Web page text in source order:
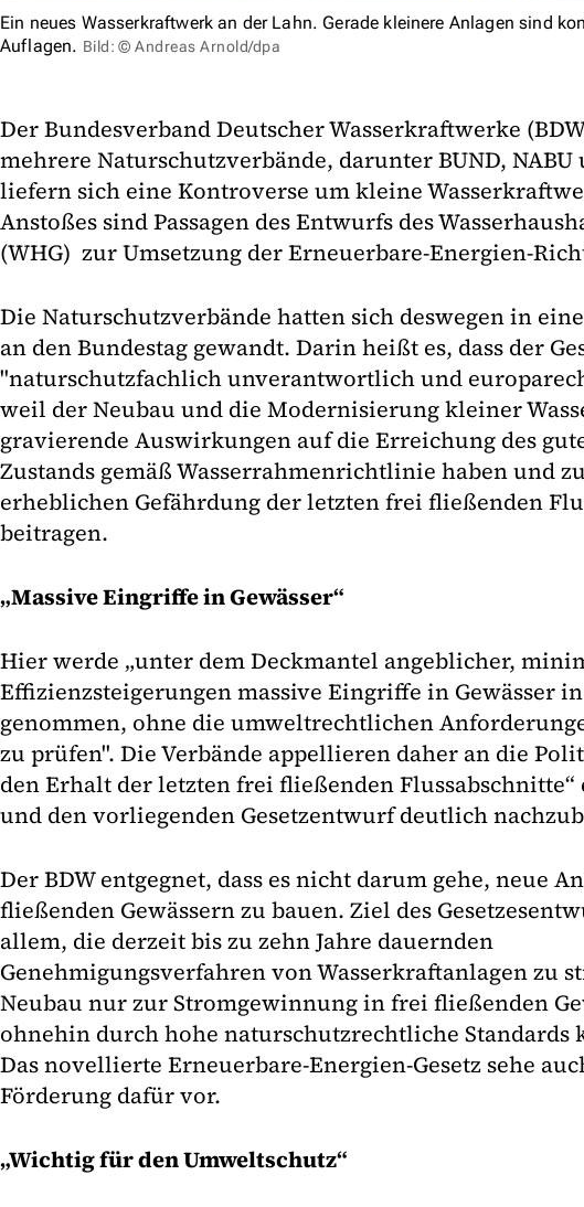
Ein neues Wasserkraftwerk an der Lahn. Gerade kleinere Anlagen sind
Auflagen. Bild: © Andreas Arnold/dpa
Der Bundesverband Deutscher Wasserkraftwerke
mehrere Naturschutzverbände, darunter BUND, NABU
liefern sich eine Kontroverse um kleine
Anstoßes sind Passagen des Entwurfs des
(WHG) zur Umsetzung der Erneuerbare-Energien-
Die Naturschutzverbände hatten sich deswegen in
an den Bundestag gewandt. Darin heißt es, dass der
"naturschutzfachlich unverantwortlich und
weil der Neubau und die Modernisierung kleiner
gravierende Auswirkungen auf die Erreichung des
Zustands gemäß Wasserrahmenrichtlinie haben und
erheblichen Gefährdung der letzten frei fließenden
beitragen.
„Massive Eingriffe in Gewässer“
Hier werde „unter dem Deckmantel angeblicher,
Effizienzsteigerungen massive Eingriffe in Gewässer
genommen, ohne die umweltrechtlichen
zu prüfen". Die Verbände appellieren daher an die
den Erhalt der letzten frei fließenden Flussabschnitte“
und den vorliegenden Gesetzentwurf deutlich
Der BDW entgegnet, dass es nicht darum gehe, neue
fließenden Gewässern zu bauen. Ziel des
allem, die derzeit bis zu zehn Jahre dauernden
Genehmigungsverfahren von Wasserkraftanlagen zu
Neubau nur zur Stromgewinnung in frei fließenden
ohnehin durch hohe naturschutzrechtliche Standards
Das novellierte Erneuerbare-Energien-Gesetz sehe
Förderung dafür vor.
„Wichtig für den Umweltschutz“